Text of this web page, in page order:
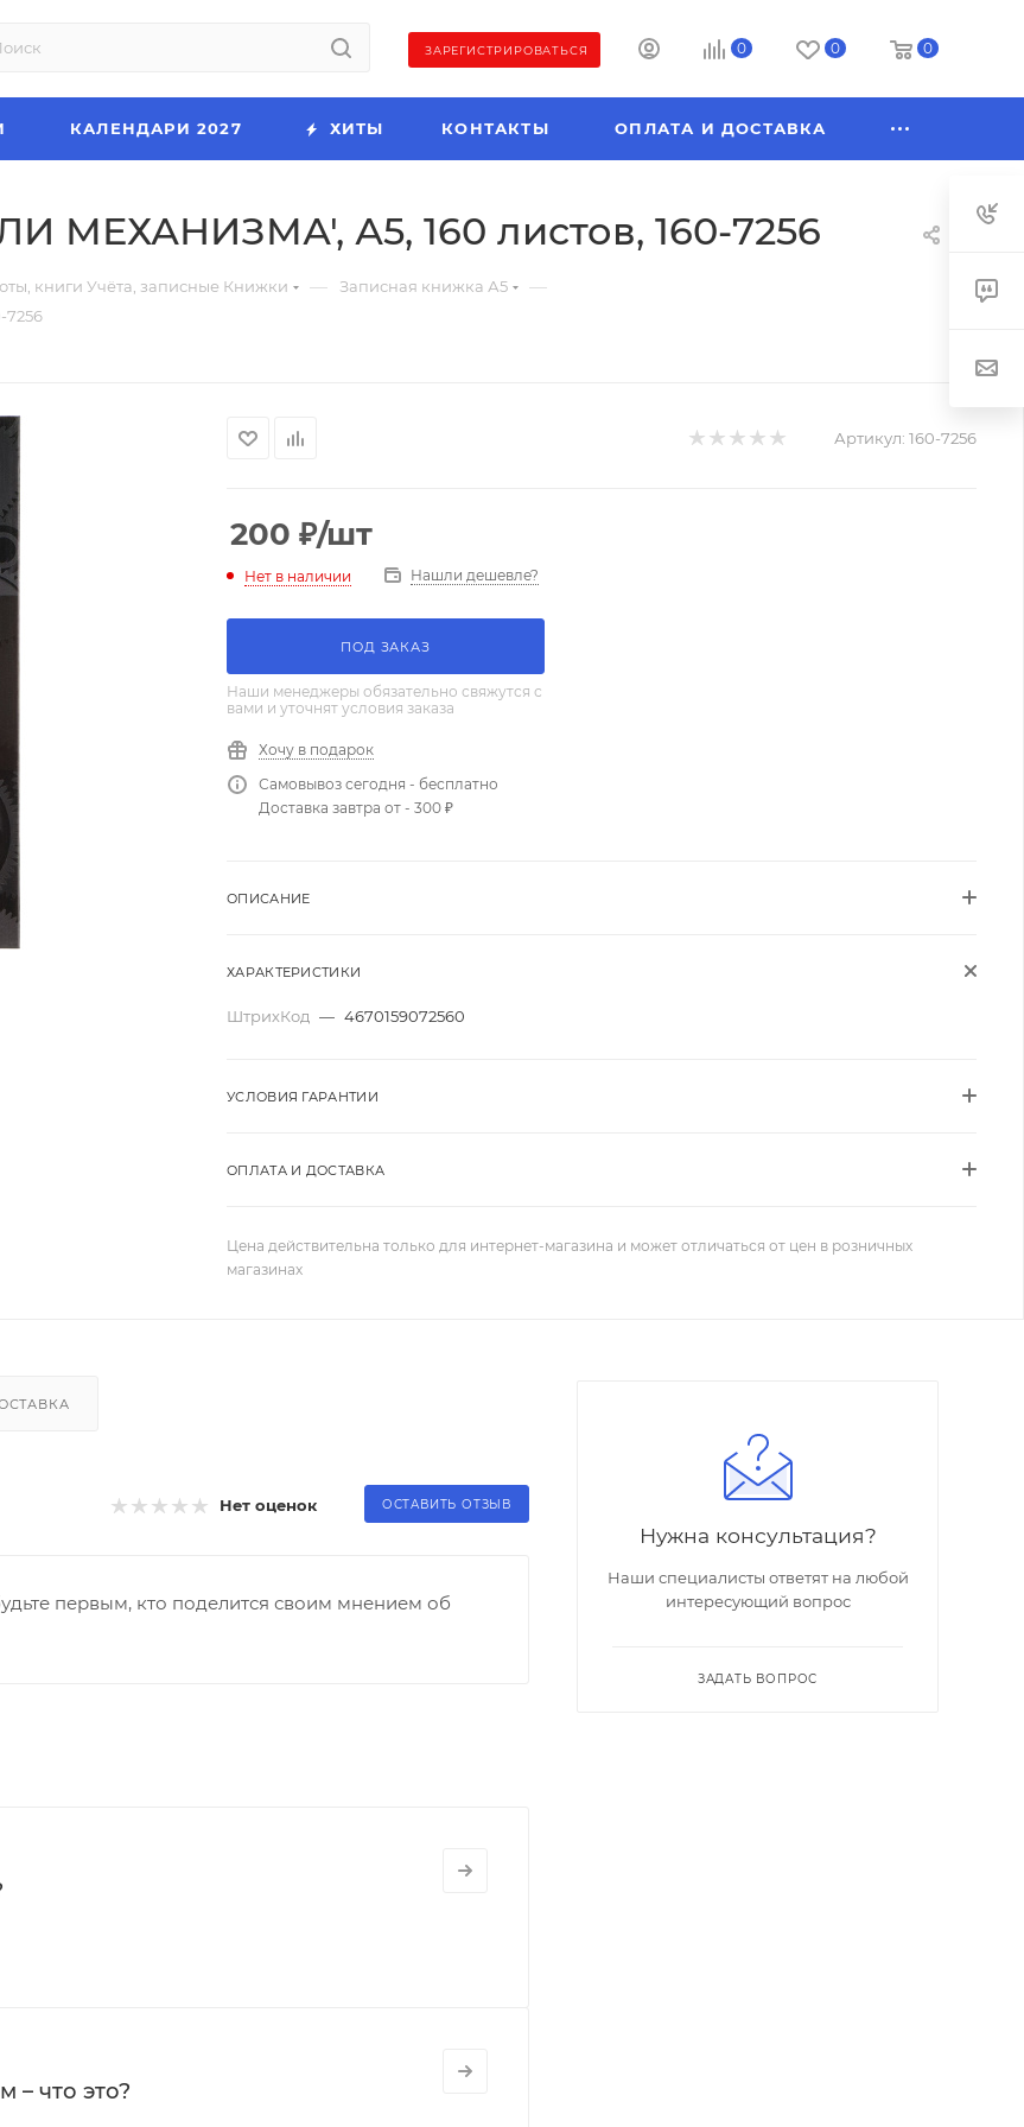
ЗАРЕГИСТРИРОВАТЬСЯ 0 0 0
КАЛЕНДАРИ 2027 ХИТЫ КОНТАКТЫ ОПЛАТА И ДОСТАВКА
МЕХАНИЗМА', А5, 160 листов, 160-7256
книги Учёта, записные Книжки — Записная книжка А5 —
Артикул: 160-7256
200 ₽/шт
Нет в наличии Нашли дешевле?
ПОД ЗАКАЗ
Наши менеджеры обязательно свяжутся с
вами и уточнят условия заказа
Хочу в подарок
Самовывоз сегодня - бесплатно
Доставка завтра от - 300 ₽
ОПИСАНИЕ
ХАРАКТЕРИСТИКИ
ШтрихКод — 4670159072560
УСЛОВИЯ ГАРАНТИИ
ОПЛАТА И ДОСТАВКА
Цена действительна только для интернет-магазина и может отличаться от цен в розничных
магазинах
Нет оценок ОСТАВИТЬ ОТЗЫВ
первым, кто поделится своим мнением об
– что это?
Нужна консультация?
Наши специалисты ответят на любой
интересующий вопрос
ЗАДАТЬ ВОПРОС